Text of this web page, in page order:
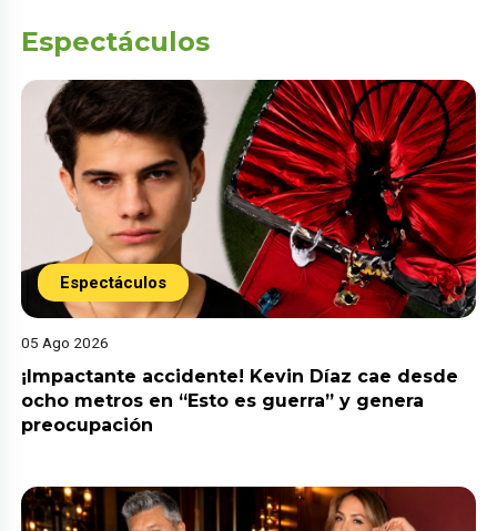
Espectáculos
Espectáculos
05 Ago 2026
¡Impactante accidente! Kevin Díaz cae desde
ocho metros en “Esto es guerra” y genera
preocupación